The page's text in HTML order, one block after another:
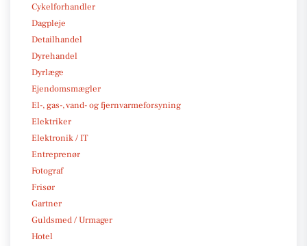
Cykelforhandler
Dagpleje
Detailhandel
Dyrehandel
Dyrlæge
Ejendomsmægler
El-, gas-, vand- og fjernvarmeforsyning
Elektriker
Elektronik / IT
Entreprenør
Fotograf
Frisør
Gartner
Guldsmed / Urmager
Hotel